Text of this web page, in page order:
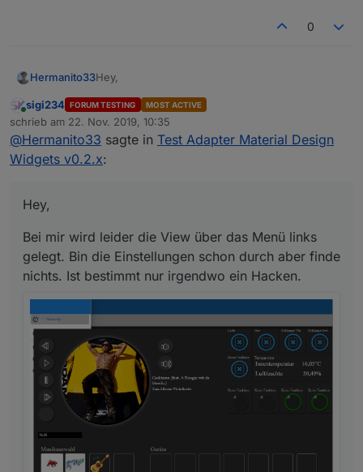
0
Hermanito33Hey,
Bei mir wird leider die View über das Menü links
gelegt. Bin die Einstellungen schon durch aber
finde nichts. Ist bestimmt nur irgendwo ein
Hacken.
Online
sigi234 FORUM TESTING MOST ACTIVE
schrieb am 22. Nov. 2019, 10:35
zuletzt editiert von
@Hermanito33 sagte in Test Adapter Material Design
Widgets v0.2.x:
Hey,
Bei mir wird leider die View über das Menü links
gelegt. Bin die Einstellungen schon durch aber finde
nichts. Ist bestimmt nur irgendwo ein Hacken.